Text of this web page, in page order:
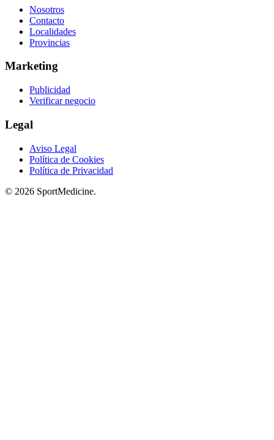
Nosotros
Contacto
Localidades
Provincias
Marketing
Publicidad
Verificar negocio
Legal
Aviso Legal
Política de Cookies
Política de Privacidad
© 2026 SportMedicine.